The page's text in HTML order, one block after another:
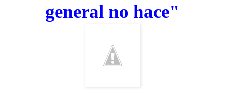
general no hace"